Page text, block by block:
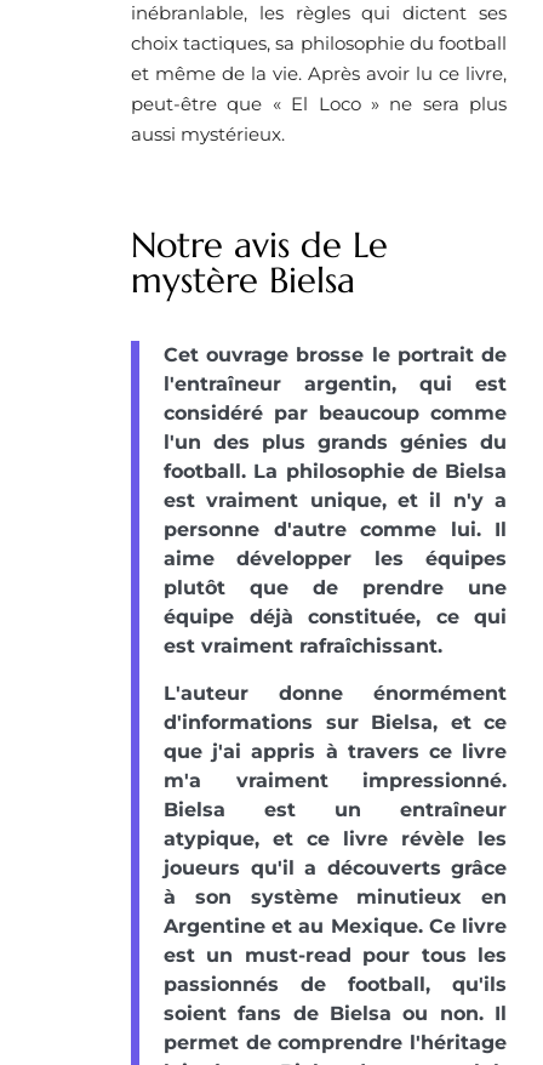
inébranlable, les règles qui dictent ses
choix tactiques, sa philosophie du football
et même de la vie. Après avoir lu ce livre,
peut-être que « El Loco » ne sera plus
aussi mystérieux.
Notre avis de Le
mystère Bielsa
Cet ouvrage brosse le portrait de
l'entraîneur argentin, qui est
considéré par beaucoup comme
l'un des plus grands génies du
football. La philosophie de Bielsa
est vraiment unique, et il n'y a
personne d'autre comme lui. Il
aime développer les équipes
plutôt que de prendre une
équipe déjà constituée, ce qui
est vraiment rafraîchissant.
L'auteur donne énormément
d'informations sur Bielsa, et ce
que j'ai appris à travers ce livre
m'a vraiment impressionné.
Bielsa est un entraîneur
atypique, et ce livre révèle les
joueurs qu'il a découverts grâce
à son système minutieux en
Argentine et au Mexique. Ce livre
est un must-read pour tous les
passionnés de football, qu'ils
soient fans de Bielsa ou non. Il
permet de comprendre l'héritage